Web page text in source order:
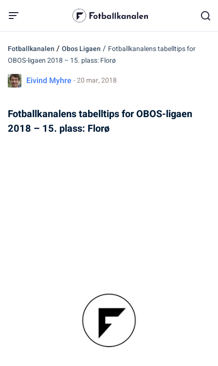
Fotballkanalen / Obos Ligaen / Fotballkanalens tabelltips for
OBOS-ligaen 2018 – 15. plass: Florø
Eivind Myhre - 20 mar, 2018
Fotballkanalens tabelltips for OBOS-ligaen
2018 – 15. plass: Florø